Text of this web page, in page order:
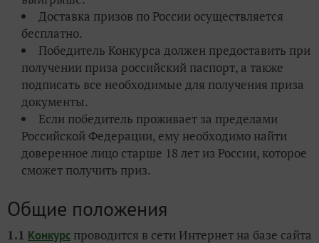
Доставка призов по России осуществляется
бесплатно.
Победитель Конкурса должен предоставить при
получении приза российский паспорт, а также
подписать все необходимые для получения приза
документы.
Если победитель проживает за пределами
Российской Федерации, ему необходимо найти
доверенное лицо старше 18 лет из России, которое
сможет получить приз.
Общие положения
1.1 Конкурс проводится в сети Интернет на базе сайта